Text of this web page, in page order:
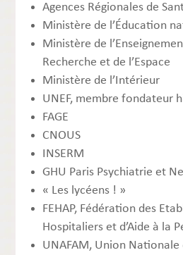
Agences Régionales de
Ministère de l’Éducation
Ministère de
Recherche et de l’Espace
Ministère de l’Intérieur
UNEF, membre fondateur
FAGE
CNOUS
INSERM
GHU Paris Psychiatrie et
« Les lycéens ! »
FEHAP, Fédération des
Hospitaliers et d’Aide à la
UNAFAM, Union Nationale